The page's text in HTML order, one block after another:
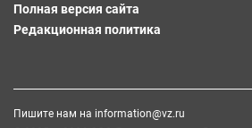
Полная версия сайта
Редакционная политика
Пишите нам на information@vz.ru